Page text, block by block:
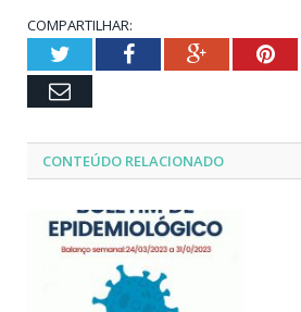
COMPARTILHAR:
TwitterFacebookGoogle+
Email
CONTEÚDO RELACIONADO